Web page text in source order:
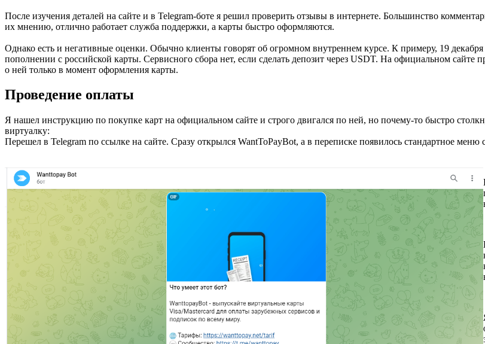
После изучения деталей на сайте и в Telegram-боте я решил проверить отзывы в интернете. Большинство
их мнению, отлично работает служба поддержки, а карты быстро оформляются.
Однако есть и негативные оценки. Обычно клиенты говорят об огромном внутреннем курсе. К примеру, 19
пополнении с российской карты. Сервисного сбора нет, если сделать депозит через USDT. На официальном
о ней только в момент оформления карты.
Проведение оплаты
Я нашел инструкцию по покупке карт на официальном сайте и строго двигался по ней, но почему-то быстро
виртуалку:
Перешел в Telegram по ссылке на сайте. Сразу открылся WantToPayBot, а в переписке появилось стандартное